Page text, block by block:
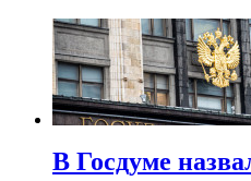
В Госдуме